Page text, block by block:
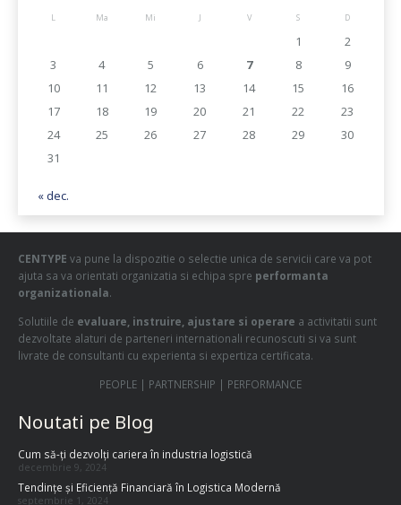
L Ma Mi J V S D
1
2
3
4 5 6 7 8
9
10
11 12 13 14 15
16
17
18 19 20 21 22
23
24
25 26 27 28 29
30
31
« dec.
CENTYPE va pune la dispozitie o selectie unica de servicii care va pot
ajuta sa va orientati organizatia si echipa spre performanta
organizationala.
Solutiile de evaluare, instruire, ajustare si operare a activitatii sunt
dezvoltate alaturi de parteneri internationali recunoscuti si va sunt
livrate de consultanti cu experienta si expertiza certificata.
PEOPLE | PARTNERSHIP | PERFORMANCE
Noutati pe Blog
Cum să-ți dezvolți cariera în industria logistică
decembrie 9, 2024
Tendințe și Eficiență Financiară în Logistica Modernă
septembrie 1, 2024